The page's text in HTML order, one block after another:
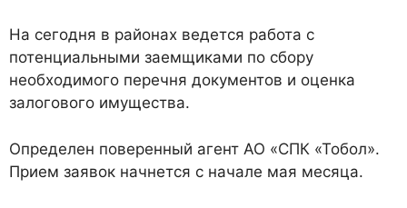
На сегодня в районах ведется работа с
потенциальными заемщиками по сбору
необходимого перечня документов и оценка
залогового имущества.
Определен поверенный агент АО «СПК «Тобол».
Прием заявок начнется с начале мая месяца.